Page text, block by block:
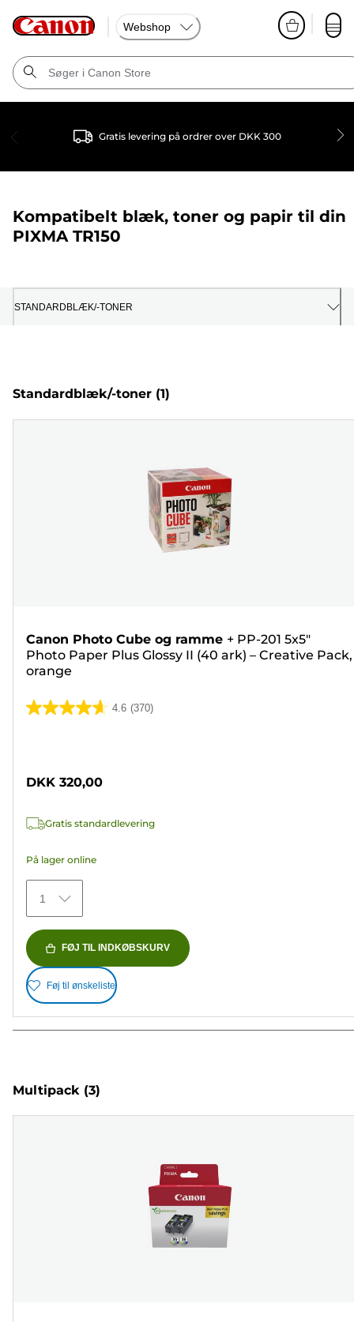
Webshop
Gratis levering på ordrer over DKK 300
Kompatibelt blæk, toner og papir til din
PIXMA TR150
STANDARDBLÆK/-TONER
Standardblæk/-toner (1)
Canon Photo Cube og ramme + PP-201 5x5"
Photo Paper Plus Glossy II (40 ark) – Creative Pack,
orange
4.6 (370)
4.6
stjerner.
anmeldelser
DKK 320,00
Gratis standardlevering
På lager online
1
FØJ TIL INDKØBSKURV
Føj til ønskeliste
Multipack (3)